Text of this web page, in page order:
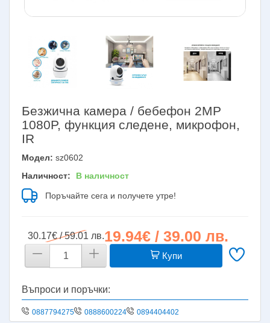
Безжична камера / бебефон 2MP
1080P, функция следене, микрофон,
IR
Модел: sz0602
Наличност:
В наличност
Поръчайте сега и получете утре!
30.17€ / 59.01 лв.19.94€ / 39.00 лв.
Купи
Въпроси и поръчки:
0887794275 0888600224 0894404402